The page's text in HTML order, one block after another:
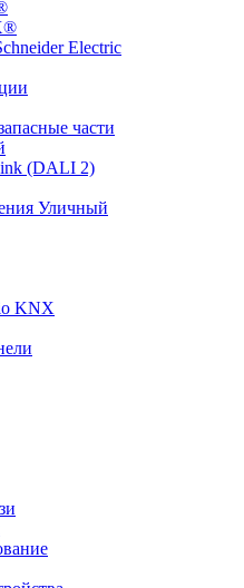
Electric
части
(DALI 2)
Уличный
KNX